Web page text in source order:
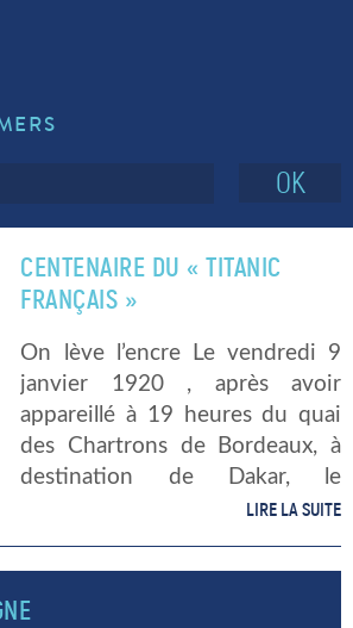
OK
CENTENAIRE DU « TITANIC
FRANÇAIS »
On lève l’encre Le vendredi 9
janvier 1920 , après avoir
appareillé à 19 heures du quai
des Chartrons de Bordeaux, à
destination de Dakar, le
paquebot AFRIQUE aborde la
trouvent 599 hommes prêts à
[…]
LIRE LA SUITE